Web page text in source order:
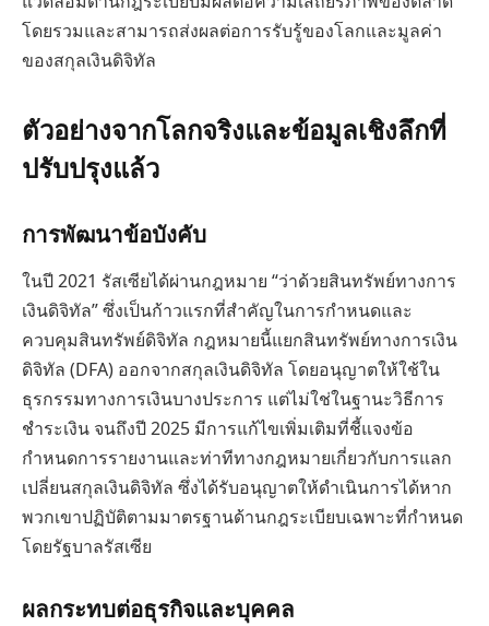
โดยรวมและสามารถส่งผลต่อการรับรู้ของโลกและมูลค่า
ของสกุลเงินดิจิทัล
ตัวอย่างจากโลกจริงและข้อมูลเชิงลึกที่
ปรับปรุงแล้ว
การพัฒนาข้อบังคับ
ในปี 2021 รัสเซียได้ผ่านกฎหมาย “ว่าด้วยสินทรัพย์ทางการ
เงินดิจิทัล” ซึ่งเป็นก้าวแรกที่สำคัญในการกำหนดและ
ควบคุมสินทรัพย์ดิจิทัล กฎหมายนี้แยกสินทรัพย์ทางการเงิน
ดิจิทัล (DFA) ออกจากสกุลเงินดิจิทัล โดยอนุญาตให้ใช้ใน
ธุรกรรมทางการเงินบางประการ แต่ไม่ใช่ในฐานะวิธีการ
ชำระเงิน จนถึงปี 2025 มีการแก้ไขเพิ่มเติมที่ชี้แจงข้อ
กำหนดการรายงานและท่าทีทางกฎหมายเกี่ยวกับการแลก
เปลี่ยนสกุลเงินดิจิทัล ซึ่งได้รับอนุญาตให้ดำเนินการได้หาก
พวกเขาปฏิบัติตามมาตรฐานด้านกฎระเบียบเฉพาะที่กำหนด
โดยรัฐบาลรัสเซีย
ผลกระทบต่อธุรกิจและบุคคล